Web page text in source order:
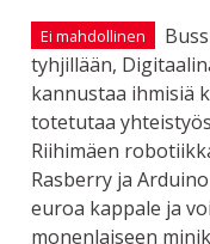
Ei mahdollinen
tyhjillään,
kannustaa ihmisiä
totetutaa
Riihimäen
Rasberry ja
euroa kappale ja
monenlaiseen